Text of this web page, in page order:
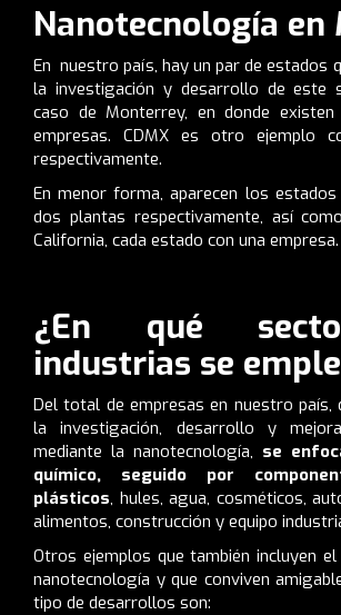
Nanotecnología en
En nuestro país, hay un par de estados
la investigación y desarrollo de este
caso de Monterrey, en donde
empresas. CDMX es otro ejemplo
respectivamente.
En menor forma, aparecen los estados
dos plantas respectivamente, así
California, cada estado con una empresa.
¿En qué
industrias se
Del total de empresas en nuestro país,
la investigación, desarrollo y
mediante la nanotecnología, se
químico, seguido por
plásticos, hules, agua, cosméticos,
alimentos, construcción y equipo
Otros ejemplos que también incluyen
nanotecnología y que conviven
tipo de desarrollos son: